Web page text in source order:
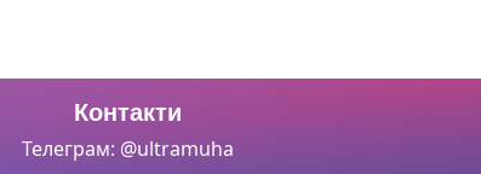
Контакти
Телеграм: @ultramuha